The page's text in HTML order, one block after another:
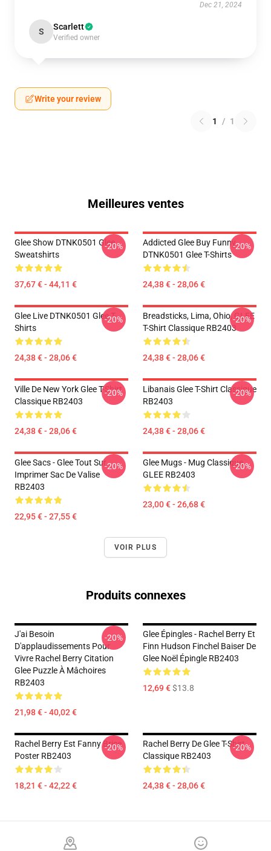
Dec 21, 2024
S Scarlett
Verified owner
Write your review
1 / 1
Meilleures ventes
Glee Show DTNK0501 Glee
Sweatshirts
37,67 € - 44,11 €
-20%
Addicted Glee Buy Funny
DTNK0501 Glee T-Shirts
24,38 € - 28,06 €
-20%
Glee Live DTNK0501 Glee T-
Shirts
24,38 € - 28,06 €
-20%
Breadsticks, Lima, Ohio, GLEE
T-Shirt Classique RB2403
24,38 € - 28,06 €
-20%
Ville De New York Glee T-Shirt
Classique RB2403
24,38 € - 28,06 €
-20%
Libanais Glee T-Shirt Classique
RB2403
24,38 € - 28,06 €
-20%
Glee Sacs - Glee Tout Sur
Imprimer Sac De Valise
RB2403
22,95 € - 27,55 €
-20%
Glee Mugs - Mug Classique
GLEE RB2403
23,00 € - 26,68 €
-20%
VOIR PLUS
Produits connexes
J'ai Besoin
D'applaudissements Pour
Vivre Rachel Berry Citation
Glee Puzzle À Mâchoires
RB2403
21,98 € - 40,02 €
-20%
Glee Épingles - Rachel Berry Et
Finn Hudson Finchel Baiser De
Glee Noël Épingle RB2403
12,69 €$13.8
Rachel Berry Est Fanny Brice
Poster RB2403
18,21 € - 42,22 €
-20%
Rachel Berry De Glee T-Shirt
Classique RB2403
24,38 € - 28,06 €
-20%